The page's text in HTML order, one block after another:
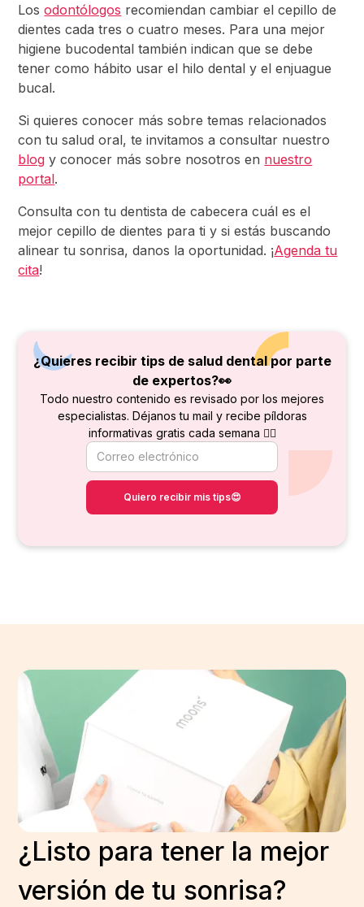
Losodontólogos recomiendan cambiar el cepillo de
dientes cada tres o cuatro meses. Para una mejor
higiene bucodental también indican que se debe
tener como hábito usar el hilo dental y el enjuague
bucal.
Si quieres conocer más sobre temas relacionados
con tu salud oral, te invitamos a consultar nuestro
blog y conocer más sobre nosotros en nuestro
portal.
Consulta con tu dentista de cabecera cuál es el
mejor cepillo de dientes para ti y si estás buscando
alinear tu sonrisa, danos la oportunidad. ¡Agenda tu
cita!
¿Quieres recibir tips de salud dental por parte
de expertos?👀
Todo nuestro contenido es revisado por los mejores
especialistas. Déjanos tu mail y recibe píldoras
informativas gratis cada semana 👇🏻
¿Listo para tener la mejor
versión de tu sonrisa?